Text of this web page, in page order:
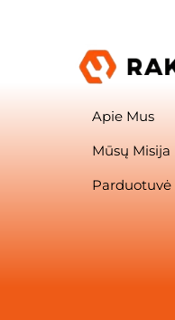
Apie Mus
Mūsų Misija
Parduotuvė